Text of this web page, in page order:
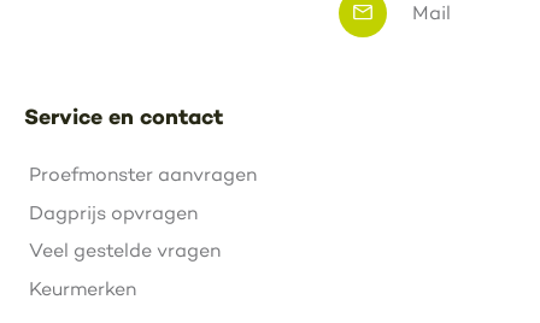
Service en contact
Proefmonster aanvragen
Dagprijs opvragen
Veel gestelde vragen
Keurmerken
Mail